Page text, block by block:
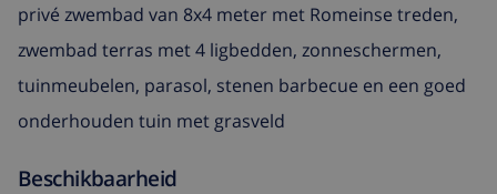
privé zwembad van 8x4 meter met Romeinse treden,
zwembad terras met 4 ligbedden, zonneschermen,
tuinmeubelen, parasol, stenen barbecue en een goed
onderhouden tuin met grasveld
Beschikbaarheid